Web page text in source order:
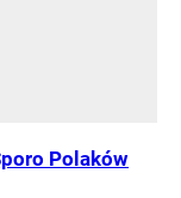
Polaków